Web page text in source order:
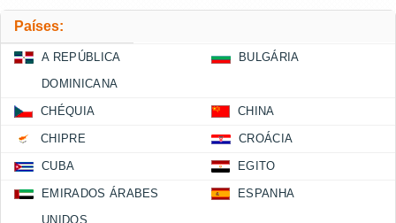
Países:
A REPÚBLICA
DOMINICANA
BULGÁRIA
CHÉQUIA CHINA
CHIPRE CROÁCIA
CUBA EGITO
EMIRADOS ÁRABES
UNIDOS
ESPANHA